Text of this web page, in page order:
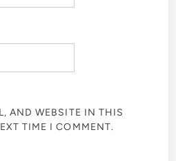
AND WEBSITE IN THIS
TIME I COMMENT.